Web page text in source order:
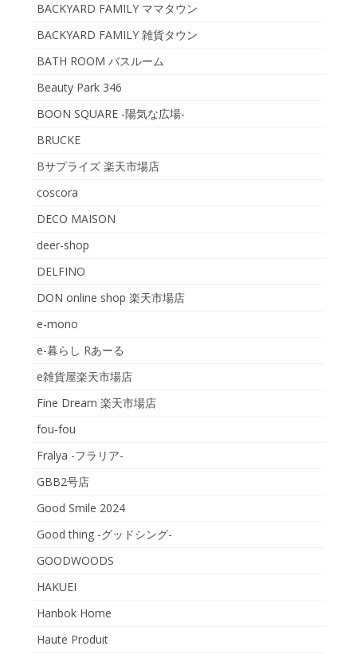
BACKYARD FAMILY ママタウン
BACKYARD FAMILY 雑貨タウン
BATH ROOM バスルーム
Beauty Park 346
BOON SQUARE -陽気な広場-
BRUCKE
Bサプライズ 楽天市場店
coscora
DECO MAISON
deer-shop
DELFINO
DON online shop 楽天市場店
e-mono
e-暮らし Rあーる
e雑貨屋楽天市場店
Fine Dream 楽天市場店
fou-fou
Fralya -フラリア-
GBB2号店
Good Smile 2024
Good thing -グッドシング-
GOODWOODS
HAKUEI
Hanbok Home
Haute Produit